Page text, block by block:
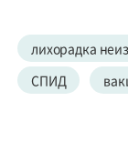
лихорадка
СПИД